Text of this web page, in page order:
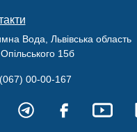
Вода, Львівська область
15б
00-00-167